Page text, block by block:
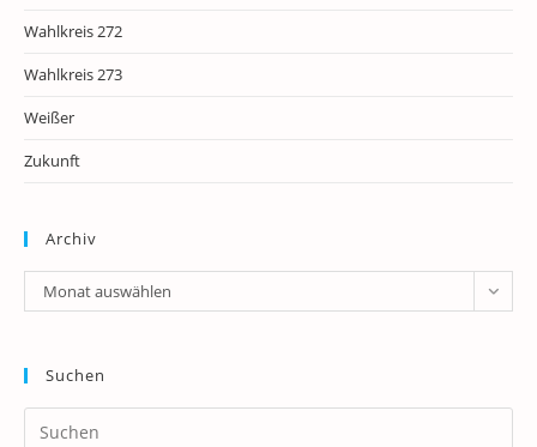
Wahlkreis 272
Wahlkreis 273
Weißer
Zukunft
Archiv
Archiv
Monat auswählen
Suchen